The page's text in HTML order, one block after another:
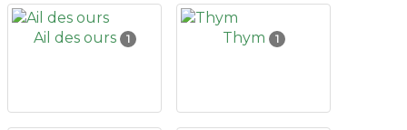
Ail des ours 1 Thym 1